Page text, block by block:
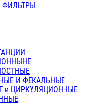
ФИЛЬТРЫ
И ФЕКАЛЬНЫЕ
и ЦИРКУЛЯЦИОННЫЕ